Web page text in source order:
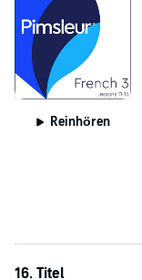
Reinhören
16. Titel